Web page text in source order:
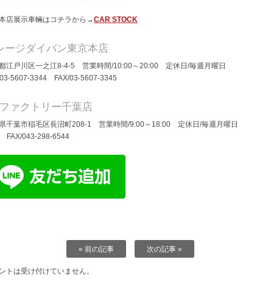
店展示車輛はコチラから→CAR STOCK
ージダイバン東京本店
江戸川区一之江8-4-5 営業時間/10:00～20:00 定休日/毎週月曜日
5607-3344 FAX/03-5607-3345
ァクトリー千葉店
千葉市稲毛区長沼町208-1 営業時間/9:00～18:00 定休日/毎週月曜日
FAX/043-298-6544
« 前の記事 次の記事 »
トは受け付けていません。